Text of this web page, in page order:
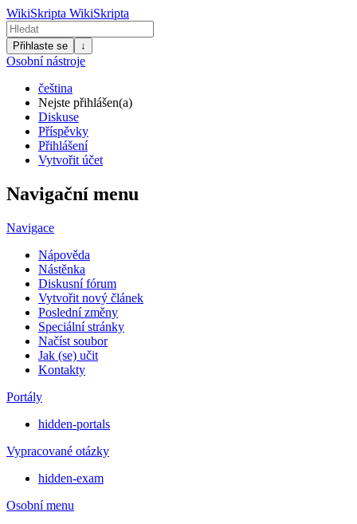
WikiSkripta WikiSkripta
Přihlaste se ↓
Osobní nástroje
čeština
Nejste přihlášen(a)
Diskuse
Příspěvky
Přihlášení
Vytvořit účet
Navigační menu
Navigace
Nápověda
Nástěnka
Diskusní fórum
Vytvořit nový článek
Poslední změny
Speciální stránky
Načíst soubor
Jak (se) učit
Kontakty
Portály
hidden-portals
Vypracované otázky
hidden-exam
Osobní menu